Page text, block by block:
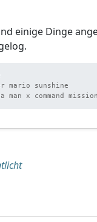
einige Dinge
mario sunshine
x command mission